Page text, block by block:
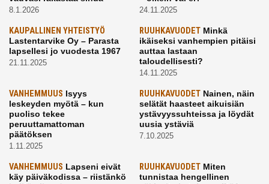
8.1.2026 24.11.2025
KAUPALLINEN YHTEISTYÖ
Lastentarvike Oy – Parasta
lapsellesi jo vuodesta 1967
21.11.2025
RUUHKAVUODETMinkä
ikäiseksi vanhempien pitäisi
auttaa lastaan
taloudellisesti?
14.11.2025
VANHEMMUUS Isyys
leskeyden myötä – kun
puoliso tekee
peruuttamattoman
päätöksen
1.11.2025
RUUHKAVUODETNainen, näin
selätät haasteet aikuisiän
ystävyyssuhteissa ja löydät
uusia ystäviä
7.10.2025
VANHEMMUUS Lapseni eivät
käy päiväkodissa – riistänkö
RUUHKAVUODETMiten
tunnistaa hengellinen